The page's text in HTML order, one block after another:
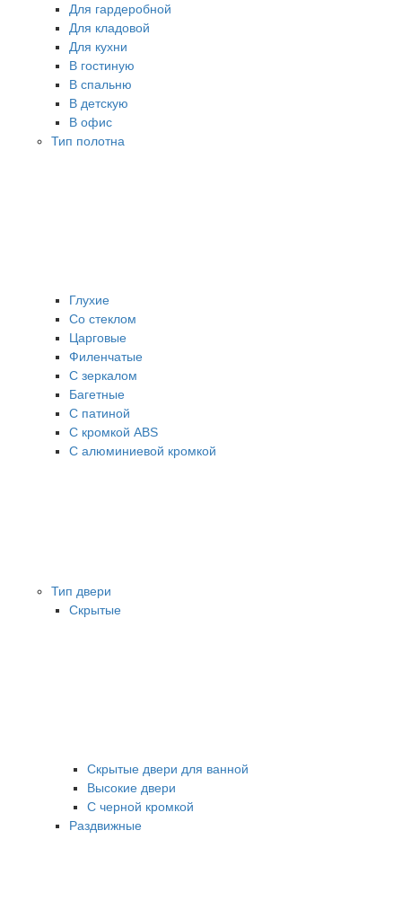
Для гардеробной
Для кладовой
Для кухни
В гостиную
В спальню
В детскую
В офис
Тип полотна
Глухие
Со стеклом
Царговые
Филенчатые
С зеркалом
Багетные
С патиной
С кромкой ABS
С алюминиевой кромкой
Тип двери
Скрытые
Скрытые двери для ванной
Высокие двери
С черной кромкой
Раздвижные